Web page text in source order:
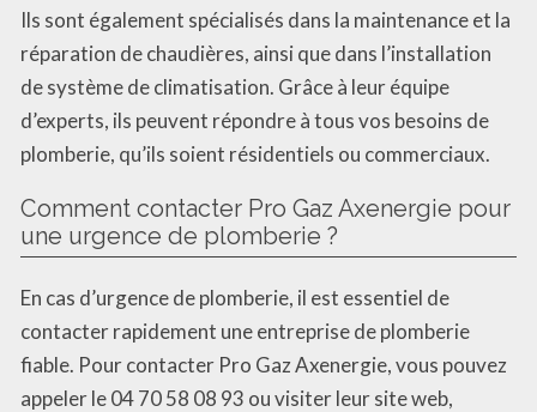
Ils sont également spécialisés dans la maintenance et la
réparation de chaudières, ainsi que dans l’installation
de système de climatisation. Grâce à leur équipe
d’experts, ils peuvent répondre à tous vos besoins de
plomberie, qu’ils soient résidentiels ou commerciaux.
Comment contacter Pro Gaz Axenergie pour
une urgence de plomberie ?
En cas d’urgence de plomberie, il est essentiel de
contacter rapidement une entreprise de plomberie
fiable. Pour contacter Pro Gaz Axenergie, vous pouvez
appeler le 04 70 58 08 93 ou visiter leur site web,